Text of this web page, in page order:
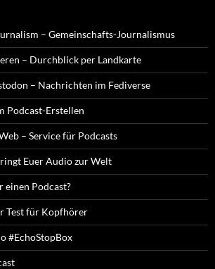
– Gemeinschafts-Journalismus
– Durchblick per Landkarte
– Nachrichten im Fediverse
Podcast-Erstellen
– Service für Podcasts
Euer Audio zur Welt
Podcast?
Test für Kopfhörer
#EchoStopBox